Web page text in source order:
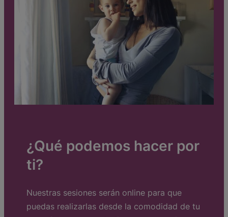
¿Qué podemos hacer por
ti?
Nuestras sesiones serán online para que
puedas realizarlas desde la comodidad de tu